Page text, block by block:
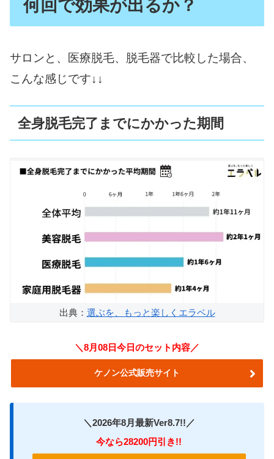
何回で効果が出るか？
サロンと、医療脱毛、脱毛器で比較した場合、
こんな感じです↓↓
全身脱毛完了までにかかった期間
出典： 選ぶを、もっと楽しくエラベル
＼8月08日今日のセット内容／
ケノン公式販売サイト
＼2026年8月最新Ver8.7!!／
今なら28200円引き!!